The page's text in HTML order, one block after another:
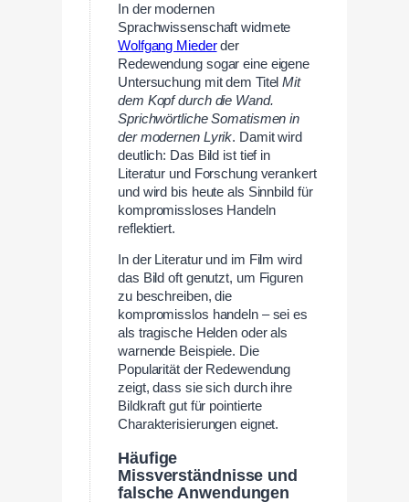
In der modernen
Sprachwissenschaft widmete
Wolfgang Miederder
Redewendung sogar eine eigene
Untersuchung mit dem TitelMit
dem Kopf durch die Wand.
Sprichwörtliche Somatismen in
der modernen Lyrik. Damit wird
deutlich: Das Bild ist tief in
Literatur und Forschung verankert
und wird bis heute als Sinnbild für
kompromissloses Handeln
reflektiert.
In der Literatur und im Film wird
das Bild oft genutzt, um Figuren
zu beschreiben, die
kompromisslos handeln – sei es
als tragische Helden oder als
warnende Beispiele. Die
Popularität der Redewendung
zeigt, dass sie sich durch ihre
Bildkraft gut für pointierte
Charakterisierungen eignet.
Häufige
Missverständnisse und
falsche Anwendungen